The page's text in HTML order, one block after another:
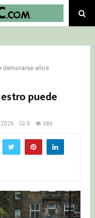
demorarse años
puede
0 386